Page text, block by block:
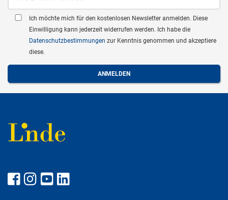
Ich möchte mich für den kostenlosen Newsletter anmelden. Diese
Einwilligung kann jederzeit widerrufen werden. Ich habe die
Datenschutzbestimmungen zur Kenntnis genommen und akzeptiere
diese.